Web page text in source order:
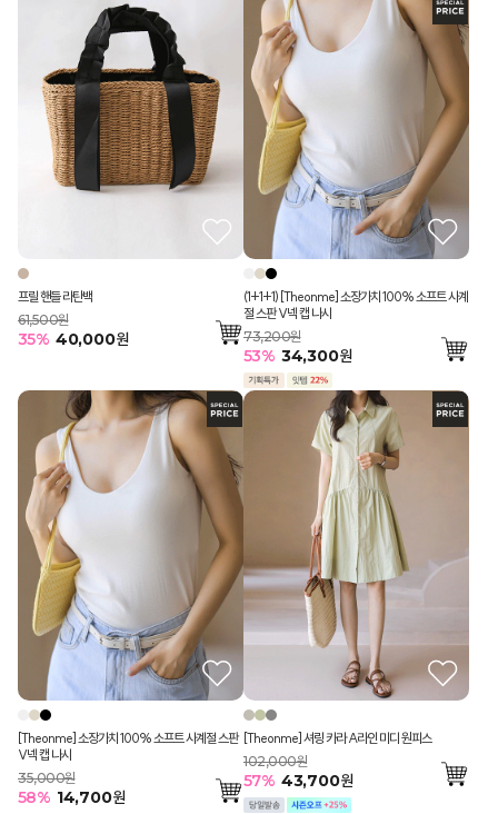
프릴 핸들 라탄백
61,500원
35% 40,000원
(1+1+1) [Theonme] 소장가치 100% 소프트 사계
절 스판 V넥 캡 나시
73,200원
53% 34,300원
[Theonme] 소장가치 100% 소프트 사계절 스판
V넥 캡 나시
35,000원
58% 14,700원
[Theonme] 셔링 카라 A라인 미디 원피스
102,000원
57% 43,700원